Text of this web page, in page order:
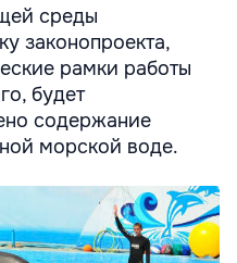
среды
законопроекта,
рамки работы
будет
содержание
морской воде.